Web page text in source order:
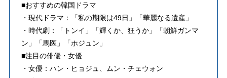
■おすすめの韓国ドラマ
・現代ドラマ：「私の期限は49日」「華麗なる遺産」
・時代劇：「トンイ」「輝くか、狂うか」「朝鮮ガンマ
ン」「馬医」「ホジュン」
■注目の俳優・女優
・女優：ハン・ヒョジュ、ムン・チェウォン